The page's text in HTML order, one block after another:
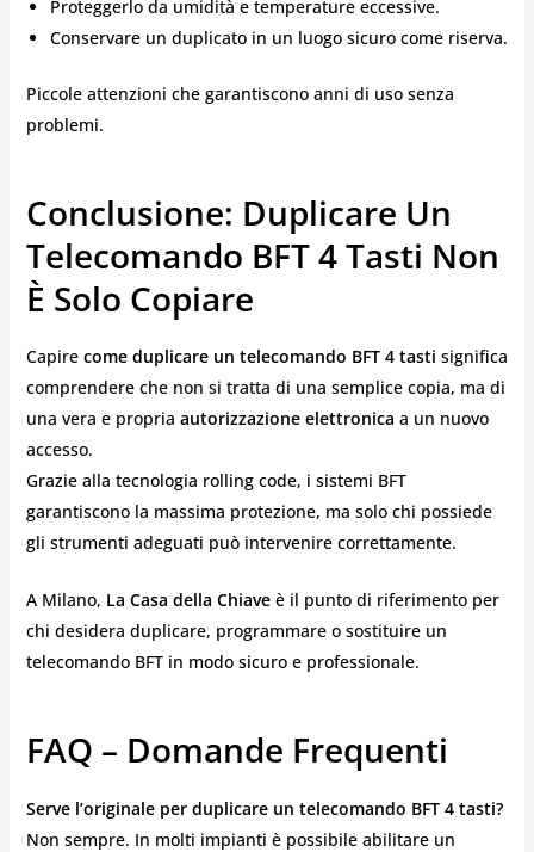
Proteggerlo da umidità e temperature eccessive.
Conservare un duplicato in un luogo sicuro come riserva.
Piccole attenzioni che garantiscono anni di uso senza
problemi.
Conclusione: Duplicare Un
Telecomando BFT 4 Tasti Non
È Solo Copiare
Capire come duplicare un telecomando BFT 4 tasti significa
comprendere che non si tratta di una semplice copia, ma di
una vera e propria autorizzazione elettronica a un nuovo
accesso.
Grazie alla tecnologia rolling code, i sistemi BFT
garantiscono la massima protezione, ma solo chi possiede
gli strumenti adeguati può intervenire correttamente.
A Milano, La Casa della Chiaveè il punto di riferimento per
chi desidera duplicare, programmare o sostituire un
telecomando BFT in modo sicuro e professionale.
FAQ – Domande Frequenti
Serve l’originale per duplicare un telecomando BFT 4 tasti?
Non sempre. In molti impianti è possibile abilitare un